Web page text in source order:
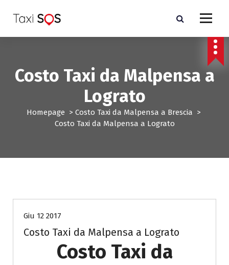
a
Costo Taxi da Malpensa a
Lograto
Homepage > Costo Taxi da Malpensa a Brescia >
Costo Taxi da Malpensa a Lograto
Giu 12 2017
Costo Taxi da Malpensa a Lograto
Costo Taxi da